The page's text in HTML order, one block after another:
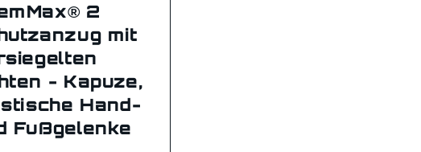
2
mit
- Kapuze,
Hand-
Fußgelenke